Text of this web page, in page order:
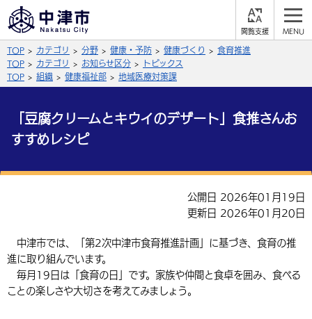
覧
支
やさしい日本語
ふりがなをつける
よみあげる
文字の大きさ
拡大 標準
言語を選択
公式SNS
Facebook
サイト内検索
届出・登録・証明 保険・年金
福祉・介護 健康・予防
税金 住宅・インフラ
事業者の方へ
入札・契約 産業・雇用
農林水産業
子育て・教育
TOP カテゴリ 分野 健康・予防 健康づくり
食育推進
TOP
カテゴリ お知らせ区分
トピックス
TOP
組織 健康福祉部 地域医療対策課
「豆腐クリームとキウイのデザート」食推さんお
すすめレシピ
公開日 2026年01月19日
更新日 2026年01月20日
中津市では、「第2次中津市食育推進計画」に基づき、食育の推
進に取り組んでいます。
毎月19日は「食育の日」です。家族や仲間と食卓を囲み、食べる
ことの楽しさや大切さを考えてみましょう。